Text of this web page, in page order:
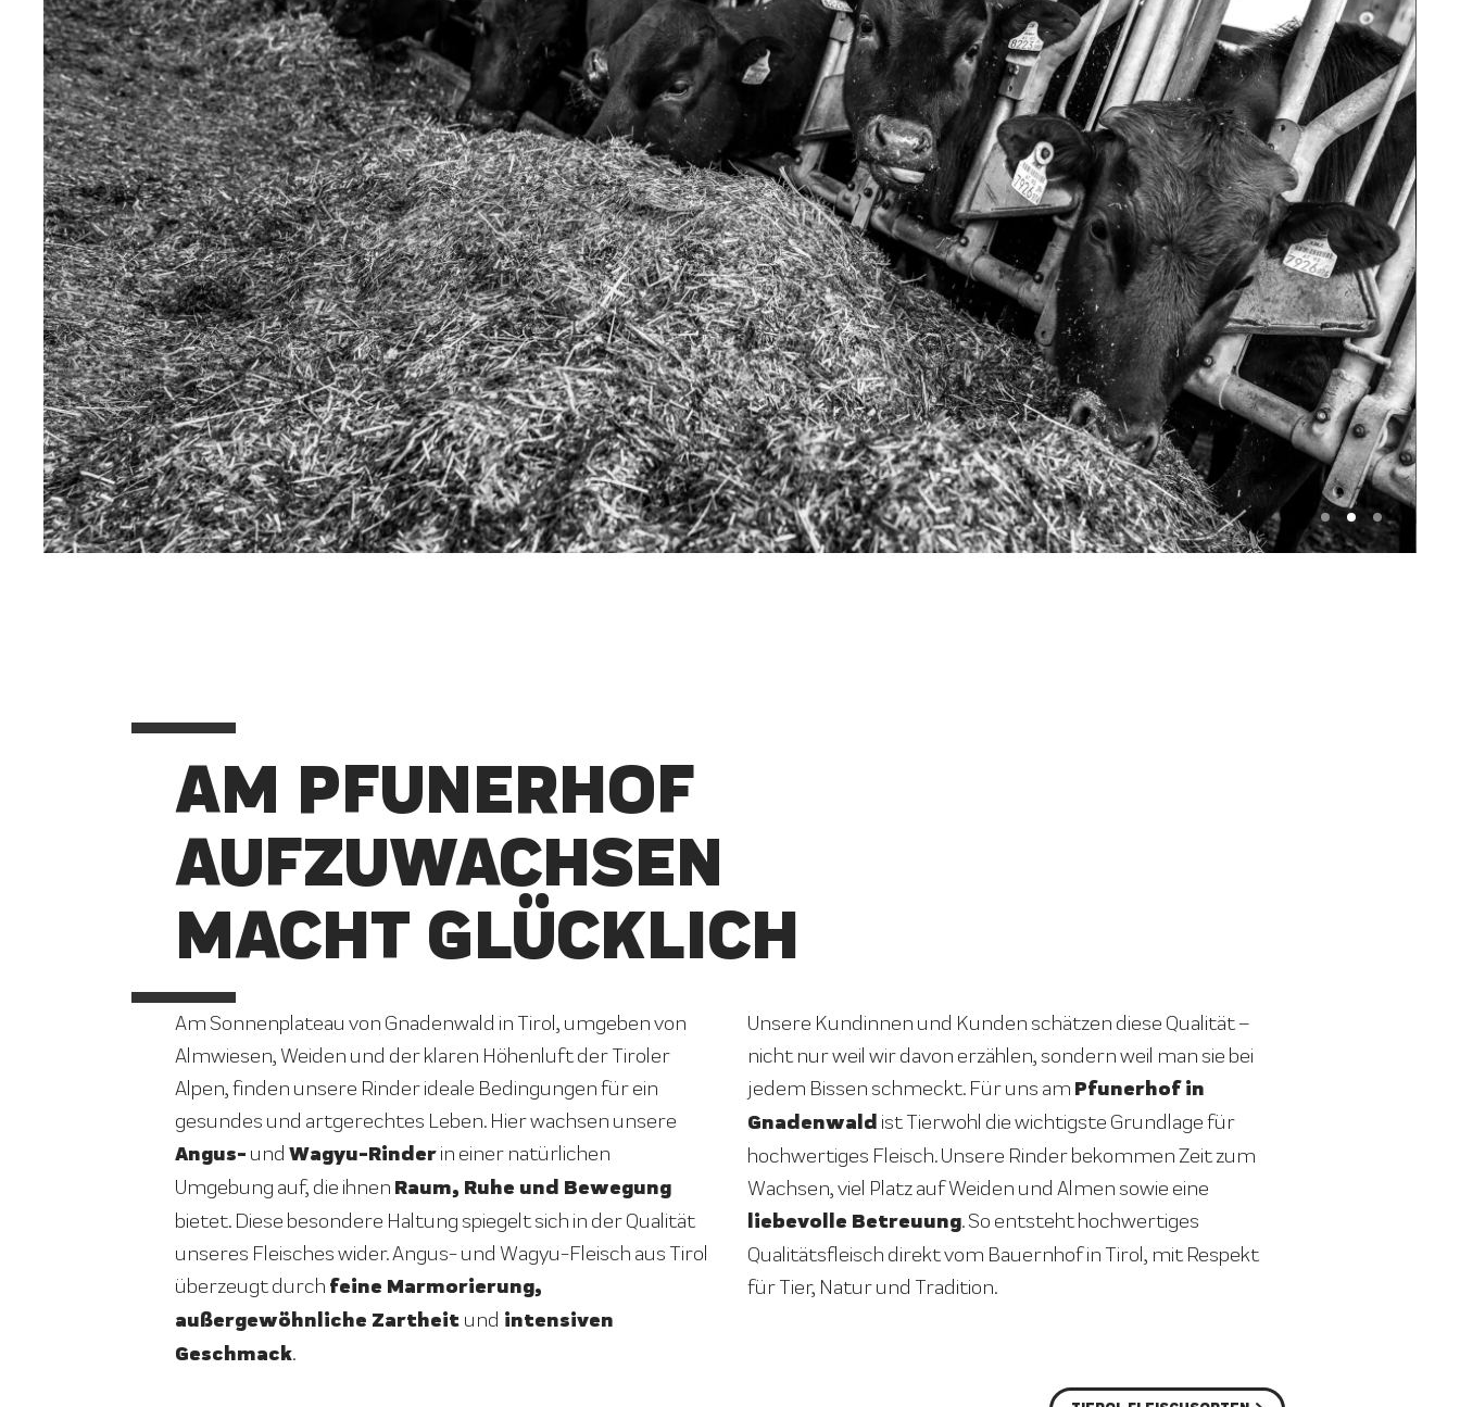
AM PFUNERHOF
AUFZUWACHSEN
MACHT GLÜCKLICH
Am Sonnenplateau von Gnadenwald in Tirol, umgeben von
Almwiesen, Weiden und der klaren Höhenluft der Tiroler
Alpen, finden unsere Rinder ideale Bedingungen für ein
gesundes und artgerechtes Leben. Hier wachsen unsere
Angus- undWagyu-Rinderin einer natürlichen
Umgebung auf, die ihnen Raum, Ruhe und Bewegung
bietet. Diese besondere Haltung spiegelt sich in der Qualität
unseres Fleisches wider. Angus- und Wagyu-Fleisch aus Tirol
überzeugt durch feine Marmorierung,
außergewöhnliche Zartheit und intensiven
Geschmack.
Unsere Kundinnen und Kunden schätzen diese Qualität –
nicht nur weil wir davon erzählen, sondern weil man sie bei
jedem Bissen schmeckt. Für uns am Pfunerhof in
Gnadenwald ist Tierwohl die wichtigste Grundlage für
hochwertiges Fleisch. Unsere Rinder bekommen Zeit zum
Wachsen, viel Platz auf Weiden und Almen sowie eine
liebevolle Betreuung. So entsteht hochwertiges
Qualitätsfleisch direkt vom Bauernhof in Tirol, mit Respekt
für Tier, Natur und Tradition.